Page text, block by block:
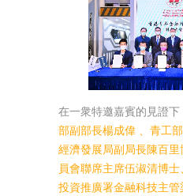
在一衆特邀嘉賓的見證下
部副部長楊成偉 、青工
經濟發展局副局長陳百
員會聯席主席伍淑清博
投資推廣署金融科技主